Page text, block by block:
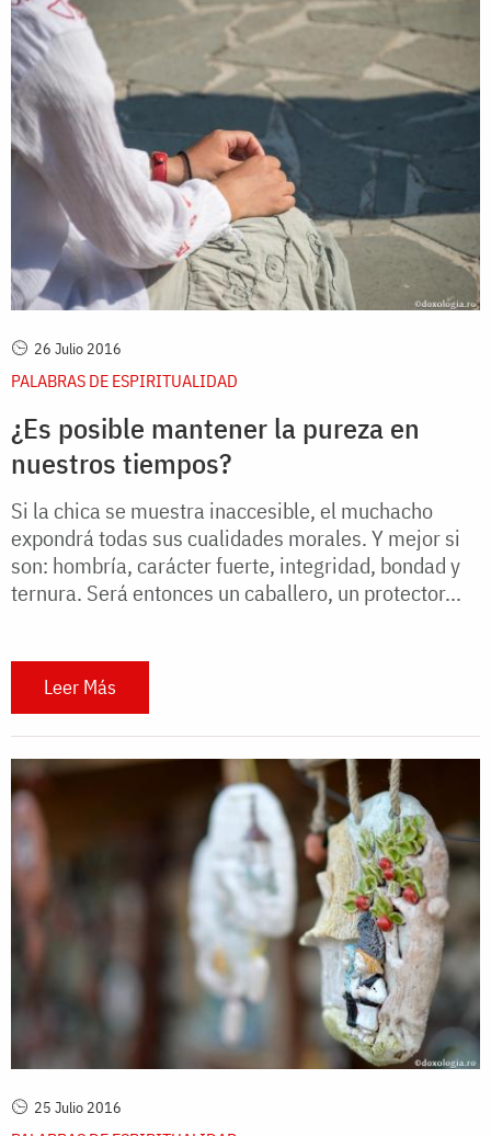
26 Julio 2016
PALABRAS DE ESPIRITUALIDAD
¿Es posible mantener la pureza en
nuestros tiempos?
Si la chica se muestra inaccesible, el muchacho
expondrá todas sus cualidades morales. Y mejor si
son: hombría, carácter fuerte, integridad, bondad y
ternura. Será entonces un caballero, un protector...
Leer Más
25 Julio 2016